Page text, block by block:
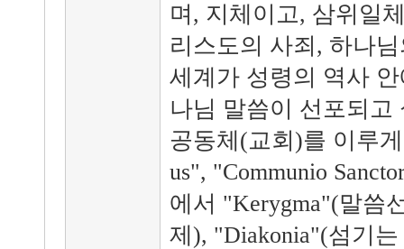
며, 지체이고, 삼위일
리스도의 사죄, 하나
세계가 성령의 역사
나님 말씀이 선포되고
공동체(교회)를 이루
us", "Communio
에서 "Kerygma"(말씀
제), "Diakonia"(섬기